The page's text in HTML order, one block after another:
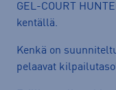
GEL-COURT
kentällä.
Kenkä on
pelaavat